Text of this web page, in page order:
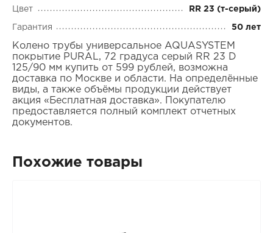
Цвет RR 23 (т-серый)
Гарантия 50 лет
Колено трубы универсальное AQUASYSTEM
покрытие PURAL, 72 градуса серый RR 23 D
125/90 мм купить от 599 рублей, возможна
доставка по Москве и области. На определённые
виды, а также объёмы продукции действует
акция «Бесплатная доставка». Покупателю
предоставляется полный комплект отчетных
документов.
Похожие товары